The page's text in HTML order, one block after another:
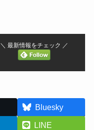
＼ 最新情報をチェック ／
Bluesky
LINE